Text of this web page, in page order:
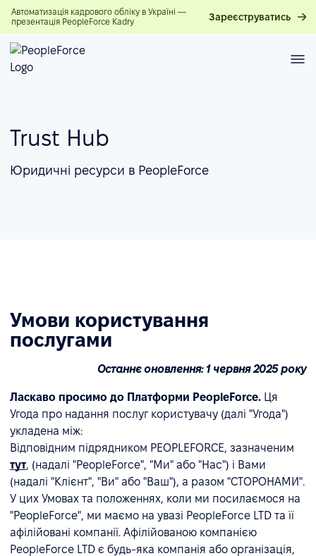
Автоматизація кадрового обліку в Україні —
презентація PeopleForce Kadry
Зареєструватись
Trust Hub
Юридичні ресурси в PeopleForce
Умови користування
послугами
Останнє оновлення: 1 червня 2025 року
Ласкаво просимо до Платформи PeopleForce. Ця
Угода про надання послуг користувачу (далі "Угода")
укладена між:
Відповідним підрядником PEOPLEFORCE, зазначеним
тут, (надалі "PeopleForce", "Ми" або "Нас") і Вами
(надалі "Клієнт", "Ви" або "Ваш"), а разом "СТОРОНАМИ".
У цих Умовах та положеннях, коли ми посилаємося на
"PeopleForce", ми маємо на увазі PeopleForce LTD та її
афілійовані компанії. Афілійованою компанією
PeopleForce LTD є будь-яка компанія або організація,